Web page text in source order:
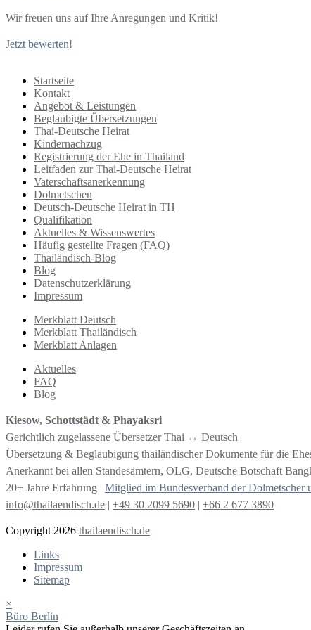
Wir freuen uns auf Ihre Anregungen und Kritik!
Jetzt bewerten!
Startseite
Kontakt
Angebot & Leistungen
Beglaubigte Übersetzungen
Thai-Deutsche Heirat
Kindernachzug
Registrierung der Ehe in Thailand
Leitfaden zur Thai-Deutsche Heirat
Vaterschaftsanerkennung
Dolmetschen
Deutsch-Deutsche Heirat in TH
Qualifikation
Aktuelles & Wissenswertes
Häufig gestellte Fragen (FAQ)
Thailändisch-Blog
Blog
Datenschutzerklärung
Impressum
Merkblatt Deutsch
Merkblatt Thailändisch
Merkblatt Anlagen
Aktuelles
FAQ
Blog
Kiesow, Schottstädt & Phayaksri
Gerichtlich zugelassene Übersetzer Thai ↔︎ Deutsch
Übersetzung & Beglaubigung thailändischer Dokumente für die
Anerkannt bei allen Standesämtern, OLG, Deutsche Botschaft
20+ Jahre Erfahrung | Mitglied im Bundesverband der Dolmetscher
info@thailaendisch.de | +49 30 2099 5690 | +66 2 677 3890
Copyright 2026 thailaendisch.de
Links
Impressum
Sitemap
×
Büro Berlin